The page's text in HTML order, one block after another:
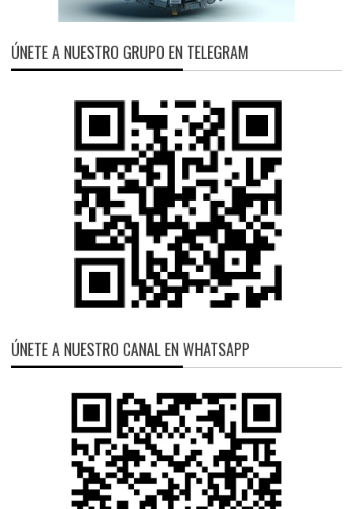
ÚNETE A NUESTRO GRUPO EN TELEGRAM
ÚNETE A NUESTRO CANAL EN WHATSAPP